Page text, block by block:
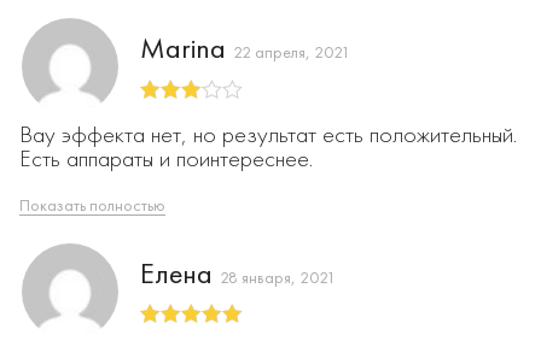
Мне настолько понравился эффект, что я
«пожертвовала» свои фотки для отзыва.
Рекомендую девушкам 35+
Marina 22 апреля, 2021
3 из 5
Вау эффекта нет, но результат есть положительный.
Есть аппараты и поинтереснее.
Показать полностью
Елена 28 января, 2021